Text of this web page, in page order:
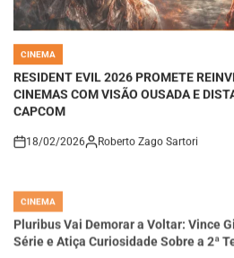
POSTED
INRESIDENT EVIL 2026 PROMETE
CINEMAS COM VISÃO OUSADA E
CAPCOM
INPluribus Vai Demorar a Voltar: Vince
Série e Atiça Curiosidade Sobre a 2ª
04/02/2026 Thaisa Zago Sartori